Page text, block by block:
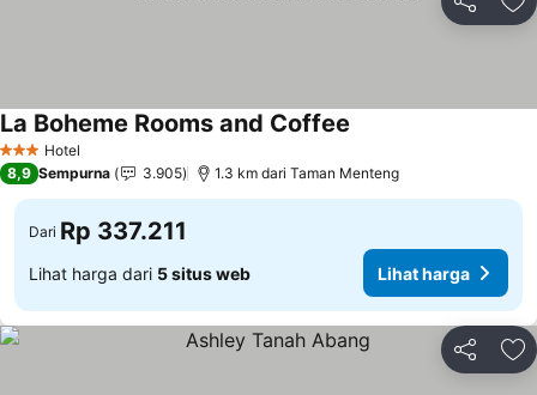
Bagikan
3 BintangHotel
La Boheme Rooms and Coffee
8,9 Sempurna 3.905 1.3 km dari Taman Menteng
Dari Rp 337.211
Lihat harga dari 5 situs web Lihat harga
Bagikan